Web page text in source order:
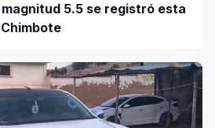
5.5 se registró esta